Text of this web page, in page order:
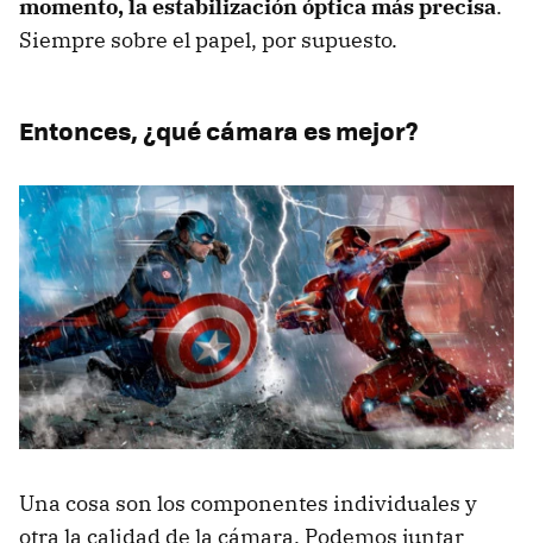
momento, la estabilización óptica más precisa.
Siempre sobre el papel, por supuesto.
Entonces, ¿qué cámara es mejor?
Una cosa son los componentes individuales y
otra la calidad de la cámara. Podemos juntar